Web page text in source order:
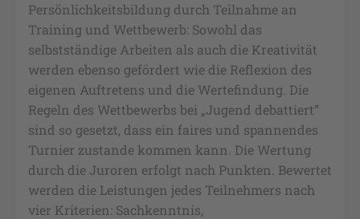
Persönlichkeitsbildung durch Teilnahme an
Training und Wettbewerb: Sowohl das
selbstständige Arbeiten als auch die Kreativität
werden ebenso gefördert wie die Reflexion des
eigenen Auftretens und die Wertefindung. Die
Regeln des Wettbewerbs bei „Jugend debattiert”
sind so gesetzt, dass ein faires und spannendes
Turnier zustande kommen kann. Die Wertung
durch die Juroren erfolgt nach Punkten. Bewertet
werden die Leistungen jedes Teilnehmers nach
vier Kriterien: Sachkenntnis,